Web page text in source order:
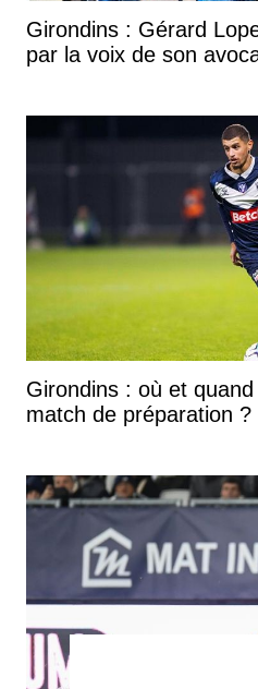
Girondins : Gérard
par la voix de son
Girondins : où et
match de préparation ?